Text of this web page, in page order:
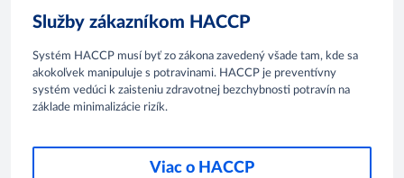
Služby zákazníkom HACCP
Systém HACCP musí byť zo zákona zavedený všade tam, kde sa
akokoľvek manipuluje s potravinami. HACCP je preventívny
systém vedúci k zaisteniu zdravotnej bezchybnosti potravín na
základe minimalizácie rizík.
Viac o HACCP